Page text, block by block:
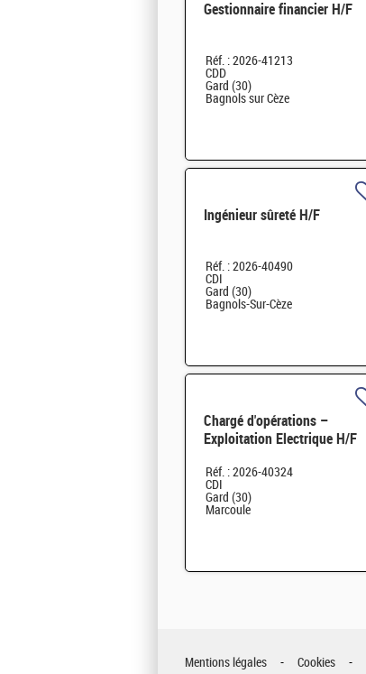
Gestionnaire financier H/F
Réf. : 2026-41213
CDD
Gard (30)
Bagnols sur Cèze
Ingénieur sûreté H/F
Réf. : 2026-40490
CDI
Gard (30)
Bagnols-Sur-Cèze
Chargé d'opérations –
Exploitation Electrique H/F
Réf. : 2026-40324
CDI
Gard (30)
Marcoule
Mentions légales Cookies